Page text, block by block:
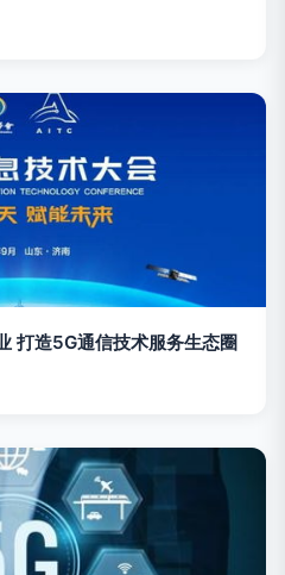
打造5G通信技术服务生态圈